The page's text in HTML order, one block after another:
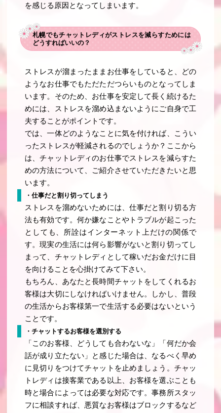
を感じる原因となってしまいます。
札幌でもチャットレディがストレスを減らすためには
どうすればいいの？
ストレスが溜まったままお仕事をしていると、どの
ようなお仕事でもただただつらいものとなってしま
います。そのため、お仕事を安定して長く続けるた
めには、ストレスを溜め込まないようにご自身で工
夫することがポイントです。
では、一体どのようなことに気を付ければ、こうい
ったストレスが軽減されるのでしょうか？ここから
は、チャットレディのお仕事でストレスを減らすた
めの方法について、ご紹介させていただきたいと思
います。
・仕事だと割り切ってしまう
ストレスを溜めないためには、仕事だと割り切る方
法も有効です。何か嫌なことやトラブルが起こった
としても、所詮はインターネット上だけの関係で
す。現実の生活には何ら影響がないと割り切ってし
まって、チャットレディとして稼いだお金だけに目
を向けることを心掛けてみて下さい。
もちろん、あなたと長時間チャットをしてくれるお
客様は大切にしなければいけません。しかし、普段
の生活からお客様第一で生活する必要はないという
ことです。
・チャットするお客様を選別する
「このお客様、どうしても合わないな」「何だか会
話が成り立たない」と感じた場合は、なるべく早め
に見切りをつけてチャットを止めましょう。チャッ
トレディは接客業である以上、お客様を選ぶことも
時と場合によっては必要な対応です。事務所スタッ
フに相談すれば、悪質なお客様はブロックするなど